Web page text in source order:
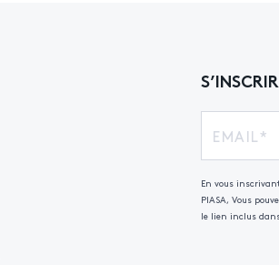
En vous
PIASA, Vous
le lien inclus